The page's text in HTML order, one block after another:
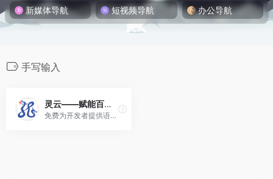
新媒体导航 短视频导航 办公导航
手写输入
灵云——赋能百业 共享AI未来
免费为开发者提供语音合成(TTS)、语音识别(ASR)、手写识别(HWR)、光学字符识别(OCR)、语义理解(NLU)、机器翻译(MT)等全方位智能人机交互能力……